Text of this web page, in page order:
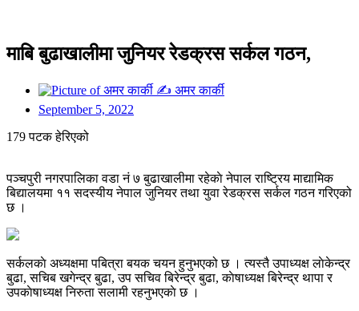
माबि बुढाखालीमा जुनियर रेडक्रस सर्कल गठन,
✍ अमर कार्की
September 5, 2022
179 पटक हेरिएको
पञ्चपुरी नगरपालिका वडा नं ७ बुढाखालीमा रहेकाे नेपाल राष्ट्रिय माद्यामिक
बिद्यालयमा ११ सदस्यीय नेपाल जुनियर तथा युवा रेडक्रस सर्कल गठन गरिएको
छ ।
सर्कलकाे अध्यक्षमा पबित्रा बयक चयन हुनुभएको छ । त्यस्तै उपाध्यक्ष लाेकेन्द्र
बुढा, सचिब खगेन्द्र बुढा, उप सचिव बिरेन्द्र बुढा, काेषाध्यक्ष बिरेन्द्र थापा र
उपकाेषाध्यक्ष निरुता सलामी रहनुभएकाे छ ।